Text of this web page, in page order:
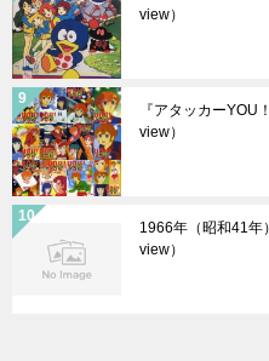
view）
『アタッカーYOU
view）
1966年（昭和41年
view）